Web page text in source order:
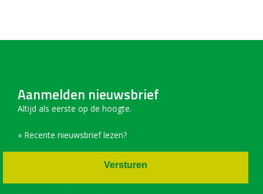
Aanmelden nieuwsbrief
Altijd als eerste op de hoogte.
» Recente nieuwsbrief lezen?
Versturen